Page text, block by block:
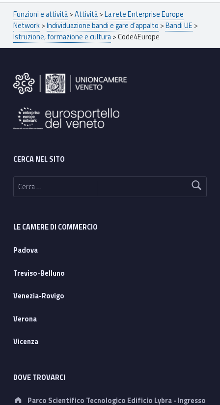
Breadcrumbs navigation
Funzioni e attività>Attività>La rete Enterprise Europe
Network>Individuazione bandi e gare d’appalto >Bandi UE >
Istruzione, formazione e cultura>Code4Europe
CERCA NEL SITO
Ricerca per:
LE CAMERE DI COMMERCIO
Padova
Treviso-Belluno
Venezia-Rovigo
Verona
Vicenza
DOVE TROVARCI
Address:
Parco Scientifico Tecnologico Edificio Lybra - Ingresso